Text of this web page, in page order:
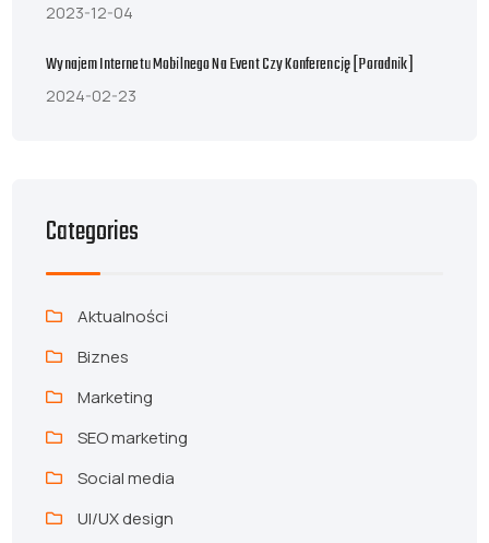
2023-12-04
Wynajem Internetu Mobilnego Na Event Czy Konferencję [poradnik]
2024-02-23
Categories
Aktualności
Biznes
Marketing
SEO marketing
Social media
UI/UX design